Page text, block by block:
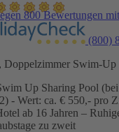
800 Bewertungen
(800)
Doppelzimmer Swim-
Up Sharing Pool
- Wert: ca. € 550,- pro
ab 16 Jahren –
zu zweit